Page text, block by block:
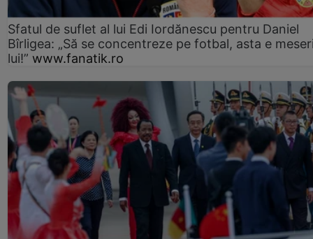
Sfatul de suflet al lui Edi Iordănescu pentru Daniel
Bîrligea: „Să se concentreze pe fotbal, asta e
lui!” www.fanatik.ro